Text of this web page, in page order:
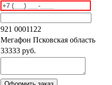
921 0001122
Мегафон Псковская область
33333 руб.